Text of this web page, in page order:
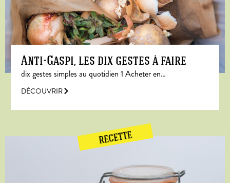
Anti-Gaspi, les dix gestes à faire
dix gestes simples au quotidien 1 Acheter en…
DÉCOUVRIR
RECETTE